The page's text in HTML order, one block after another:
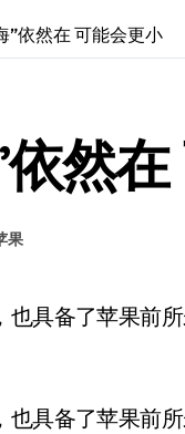
手机控必看！
、深度评测全在这
”依然在 可能会更小
然
果
也具备了苹果前